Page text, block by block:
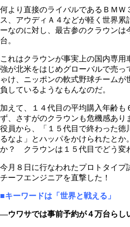
何より直接のライバルであるＢＭＷ
ス、アウディＡ４などが軽く世界
ーなのに対し、最古参のクラウンは
台。
これはクラウンが事実上の国内専用
強が北米をはじめグローバルで売っ
ゃけ、ニッポンの軟式野球チームが
負しているようなもんなのだ。
加えて、１４代目の平均購入年齢も
ず、さすがのクラウンも危機感あり
役員から、「１５代目で終わった徳
るなよ」とハッパをかけられたと
か？ クラウンは１５代目でどう変
今月８日に行なわれたプロトタイプ
チーフエンジニアを直撃した！
■キーワードは「世界と戦える」
―ウワサでは事前予約が４万台らし